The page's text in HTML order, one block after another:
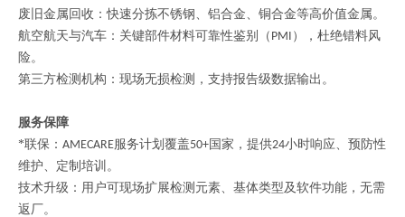
废旧金属回收：快速分拣不锈钢、铝合金、铜合金等高价值金属。
航空航天与汽车：关键部件材料可靠性鉴别（ PMI ），杜绝错料风
险。
第三方检测机构：现场无损检测，支持报告级数据输出。
服务保障
*联保： AMECARE 服务计划覆盖50+ 国家，提供24小时响应、预防性
维护、定制培训。
技术升级：用户可现场扩展检测元素、基体类型及软件功能，无需
返厂。